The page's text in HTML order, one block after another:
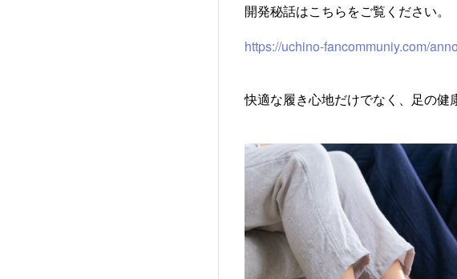
開発秘話はこちらをご覧ください。
https://uchino-fancommuniy.com/
快適な履き心地だけでなく、足の健